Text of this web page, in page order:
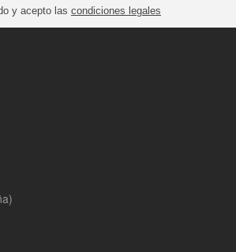
y acepto las condiciones legales